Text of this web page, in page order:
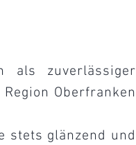
als zuverlässiger
Oberfranken
stets glänzend und